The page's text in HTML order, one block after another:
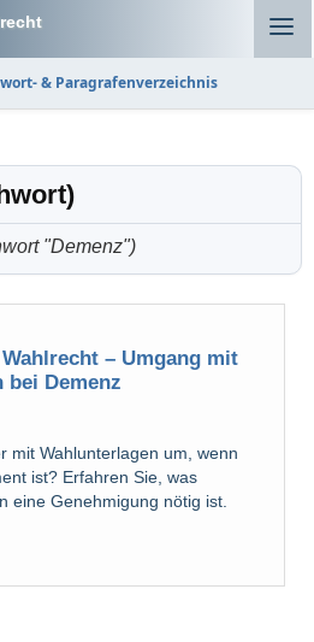
& Paragrafenverzeichnis
"Demenz")
– Umgang mit
bei Demenz
mit Wahlunterlagen um, wenn
ist? Erfahren Sie, was
eine Genehmigung nötig ist.